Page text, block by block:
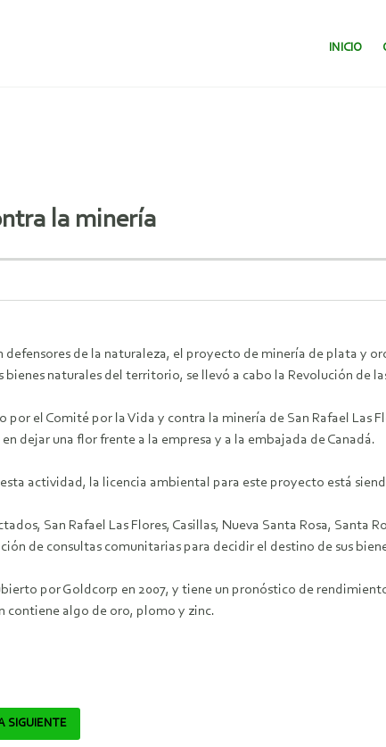
SALTAR
INICIO
la minería
de la naturaleza, el proyecto de minería de plata y
bienes naturales del territorio, se llevó a cabo la Revolución de
por el Comité por la Vida y contra la minería de San Rafael
dejar una flor frente a la empresa y a la embajada de Canadá.
actividad, la licencia ambiental para este proyecto está
San Rafael Las Flores, Casillas, Nueva Santa Rosa,
de consultas comunitarias para decidir el destino de sus
por Goldcorp en 2007, y tiene un pronóstico de
contiene algo de oro, plomo y zinc.
SIGUIENTE